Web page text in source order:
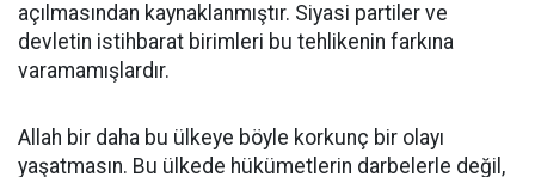
açılmasından kaynaklanmıştır. Siyasi partiler ve
devletin istihbarat birimleri bu tehlikenin farkına
varamamışlardır.
Allah bir daha bu ülkeye böyle korkunç bir olayı
yaşatmasın. Bu ülkede hükümetlerin darbelerle değil,